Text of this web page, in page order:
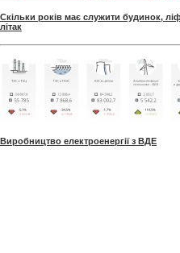
Скільки років має служити будинок,
літак
Виробництво електроенергії з ВДЕ